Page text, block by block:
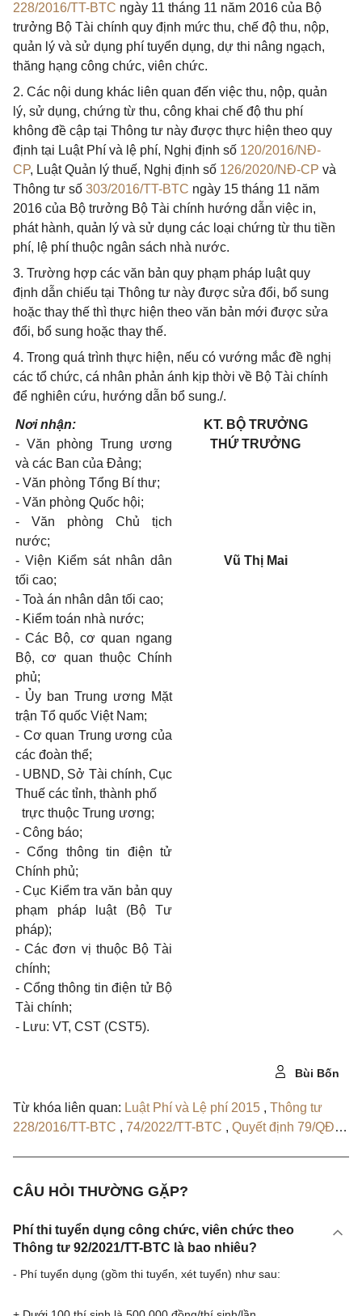
228/2016/TT-BTC ngày 11 tháng 11 năm 2016 của Bộ
trưởng Bộ Tài chính quy định mức thu, chế độ thu, nộp,
quản lý và sử dụng phí tuyển dụng, dự thi nâng ngạch,
thăng hạng công chức, viên chức.
2. Các nội dung khác liên quan đến việc thu, nộp, quản
lý, sử dụng, chứng từ thu, công khai chế độ thu phí
không đề cập tại Thông tư này được thực hiện theo quy
định tại Luật Phí và lệ phí, Nghị định số 120/2016/NĐ-
CP, Luật Quản lý thuế, Nghị định số 126/2020/NĐ-CP và
Thông tư số 303/2016/TT-BTC ngày 15 tháng 11 năm
2016 của Bộ trưởng Bộ Tài chính hướng dẫn việc in,
phát hành, quản lý và sử dụng các loại chứng từ thu tiền
phí, lệ phí thuộc ngân sách nhà nước.
3. Trường hợp các văn bản quy phạm pháp luật quy
định dẫn chiếu tại Thông tư này được sửa đổi, bổ sung
hoặc thay thế thì thực hiện theo văn bản mới được sửa
đổi, bổ sung hoặc thay thế.
4. Trong quá trình thực hiện, nếu có vướng mắc đề nghị
các tổ chức, cá nhân phản ánh kịp thời về Bộ Tài chính
để nghiên cứu, hướng dẫn bổ sung./.
Nơi nhận:
- Văn phòng Trung ương
và các Ban của Đảng;
- Văn phòng Tổng Bí thư;
- Văn phòng Quốc hội;
- Văn phòng Chủ tịch
nước;
- Viện Kiểm sát nhân dân
tối cao;
- Toà án nhân dân tối cao;
- Kiểm toán nhà nước;
- Các Bộ, cơ quan ngang
Bộ, cơ quan thuộc Chính
phủ;
- Ủy ban Trung ương Mặt
trận Tổ quốc Việt Nam;
- Cơ quan Trung ương của
các đoàn thể;
- UBND, Sở Tài chính, Cục
Thuế các tỉnh, thành phố
trực thuộc Trung ương;
- Công báo;
- Cổng thông tin điện tử
Chính phủ;
- Cục Kiểm tra văn bản quy
phạm pháp luật (Bộ Tư
pháp);
- Các đơn vị thuộc Bộ Tài
chính;
- Cổng thông tin điện tử Bộ
Tài chính;
- Lưu: VT, CST (CST5).
KT. BỘ TRƯỞNG
THỨ TRƯỞNG
Vũ Thị Mai
Bùi Bốn
Từ khóa liên quan: Luật Phí và Lệ phí 2015 , Thông tư
228/2016/TT-BTC , 74/2022/TT-BTC , Quyết định 79/QĐ-
CÂU HỎI THƯỜNG GẶP?
Phí thi tuyển dụng công chức, viên chức theo
Thông tư 92/2021/TT-BTC là bao nhiêu?
- Phí tuyển dụng (gồm thi tuyển, xét tuyển) như sau: